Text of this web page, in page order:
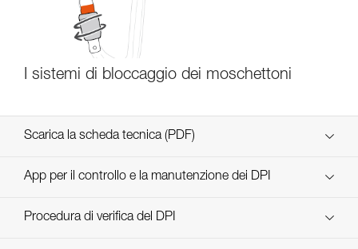
I sistemi di bloccaggio dei moschettoni
Scarica la scheda tecnica (PDF)
Technical Notice
App per il controllo e la manutenzione dei DPI
scopri ePPEcentre
Procedura di verifica del DPI